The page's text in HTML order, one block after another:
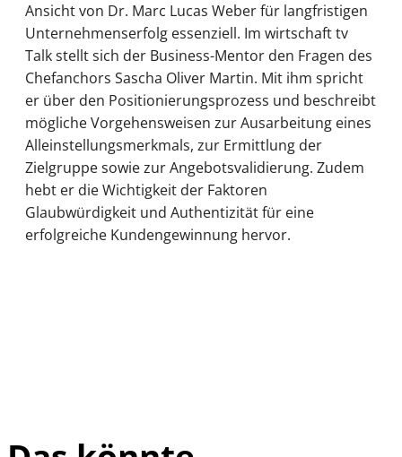
Ansicht von Dr. Marc Lucas Weber für langfristigen
Unternehmenserfolg essenziell. Im wirtschaft tv
Talk stellt sich der Business-Mentor den Fragen des
Chefanchors Sascha Oliver Martin. Mit ihm spricht
er über den Positionierungsprozess und beschreibt
mögliche Vorgehensweisen zur Ausarbeitung eines
Alleinstellungsmerkmals, zur Ermittlung der
Zielgruppe sowie zur Angebotsvalidierung. Zudem
hebt er die Wichtigkeit der Faktoren
Glaubwürdigkeit und Authentizität für eine
erfolgreiche Kundengewinnung hervor.